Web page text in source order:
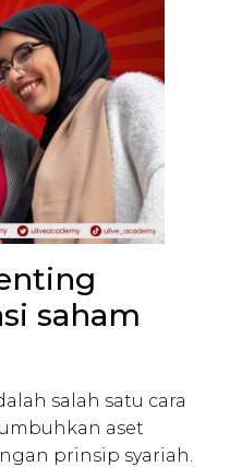
saham
salah satu cara
aset
prinsip syariah.